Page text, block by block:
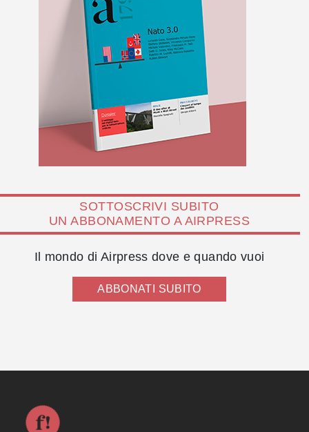
SOTTOSCRIVI SUBITO
UN ABBONAMENTO A AIRPRESS
Il mondo di Airpress dove e quando vuoi
ABBONATI SUBITO